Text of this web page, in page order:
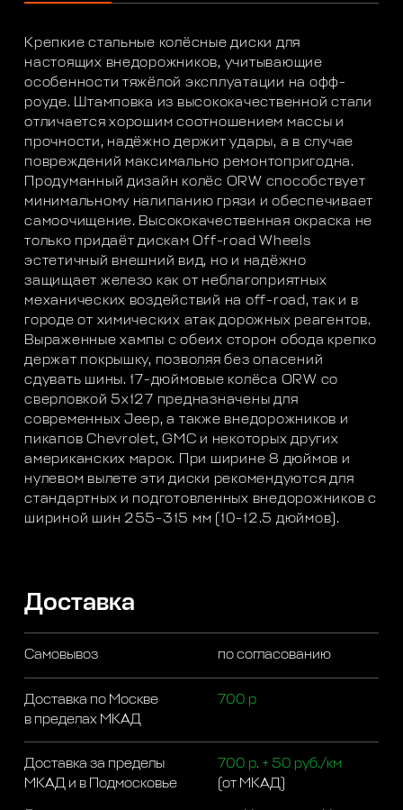
Крепкие стальные колёсные диски для
настоящих внедорожников, учитывающие
особенности тяжёлой эксплуатации на офф-
роуде. Штамповка из высококачественной стали
отличается хорошим соотношением массы и
прочности, надёжно держит удары, а в случае
повреждений максимально ремонтопригодна.
Продуманный дизайн колёс ORW способствует
минимальному налипанию грязи и обеспечивает
самоочищение. Высококачественная окраска не
только придаёт дискам Off-road Wheels
эстетичный внешний вид, но и надёжно
защищает железо как от неблагоприятных
механических воздействий на off-road, так и в
городе от химических атак дорожных реагентов.
Выраженные хампы с обеих сторон обода крепко
держат покрышку, позволяя без опасений
сдувать шины. 17-дюймовые колёса ORW со
сверловкой 5х127 предназначены для
современных Jeep, а также внедорожников и
пикапов Chevrolet, GMC и некоторых других
американских марок. При ширине 8 дюймов и
нулевом вылете эти диски рекомендуются для
стандартных и подготовленных внедорожников с
шириной шин 255-315 мм (10-12.5 дюймов).
Доставка
Самовывоз по согласованию
Доставка по Москве
в пределах МКАД
700 р
Доставка за пределы
МКАД и в Подмосковье
700 р. + 50 руб./км
(от МКАД)